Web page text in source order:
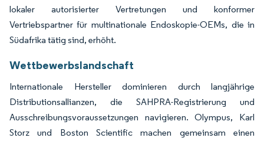
lokaler autorisierter Vertretungen und konformer
Vertriebspartner für multinationale Endoskopie-OEMs, die in
Südafrika tätig sind, erhöht.
Wettbewerbslandschaft
Internationale Hersteller dominieren durch langjährige
Distributionsallianzen, die SAHPRA-Registrierung und
Ausschreibungsvoraussetzungen navigieren. Olympus, Karl
Storz und Boston Scientific machen gemeinsam einen